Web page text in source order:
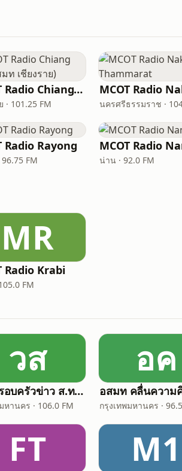
MCOT Radio Chiang Rai (อสมท เชียงราย)
· 101.25 FM นครศรีธรรมราช ·
Radio Rayong
96.75 FM
MCOT Radio
น่าน · 92.0 FM
MR
Radio Krabi
FM
วส
วิทยุครอบครัวข่าว ส.ทร. FM 106 MHz
หานคร · 106.0 FM
อค
กรุงเทพมหานคร ·
FT M1